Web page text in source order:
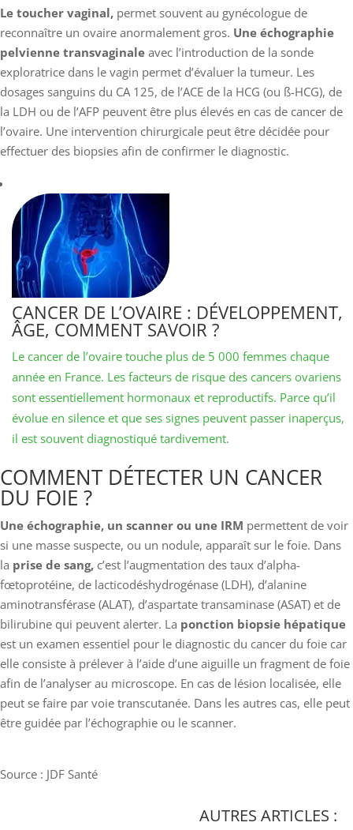
Le toucher vaginal, permet souvent au gynécologue de
reconnaître un ovaire anormalement gros. Une échographie
pelvienne transvaginale avec l’introduction de la sonde
exploratrice dans le vagin permet d’évaluer la tumeur. Les
dosages sanguins du CA 125, de l’ACE de la HCG (ou ß-HCG), de
la LDH ou de l’AFP peuvent être plus élevés en cas de cancer de
l’ovaire. Une intervention chirurgicale peut être décidée pour
effectuer des biopsies afin de confirmer le diagnostic.
CANCER DE L’OVAIRE : DÉVELOPPEMENT,
ÂGE, COMMENT SAVOIR ?
Le cancer de l’ovaire touche plus de 5 000 femmes chaque
année en France. Les facteurs de risque des cancers ovariens
sont essentiellement hormonaux et reproductifs. Parce qu’il
évolue en silence et que ses signes peuvent passer inaperçus,
il est souvent diagnostiqué tardivement.
​​​​​​COMMENT DÉTECTER UN CANCER
DU FOIE ?
Une échographie, un scanner ou une IRM permettent de voir
si une masse suspecte, ou un nodule, apparaît sur le foie. Dans
la prise de sang, c’est l’augmentation des taux d’alpha-
fœtoprotéine, de lacticodéshydrogénase (LDH), d’alanine
aminotransférase (ALAT), d’aspartate transaminase (ASAT) et de
bilirubine qui peuvent alerter. La ponction biopsie hépatique
est un examen essentiel pour le diagnostic du cancer du foie car
elle consiste à prélever à l’aide d’une aiguille un fragment de foie
afin de l’analyser au microscope. En cas de lésion localisée, elle
peut se faire par voie transcutanée. Dans les autres cas, elle peut
être guidée par l’échographie ou le scanner.
Source : JDF Santé
AUTRES ARTICLES :